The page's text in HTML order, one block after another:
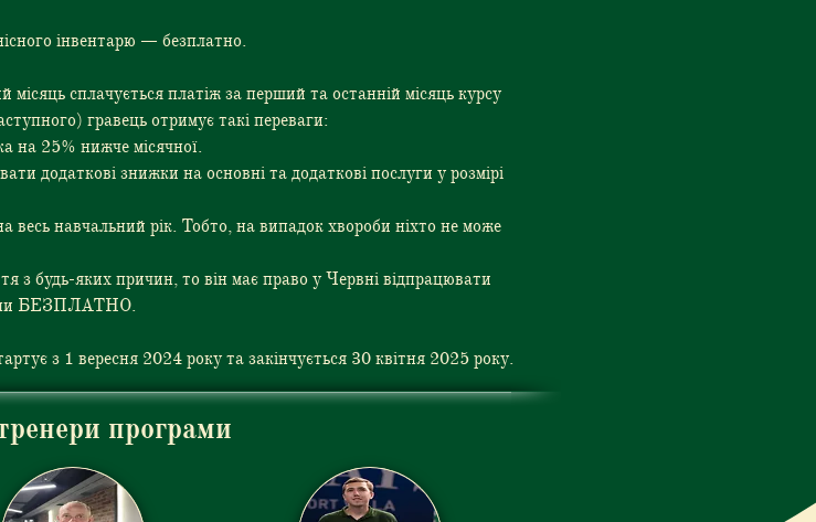
інвентарю — безплатно.
сплачується платіж за перший та останній місяць курсу
гравець отримує такі переваги:
на 25% нижче місячної.
додаткові знижки на основні та додаткові послуги у розмірі
весь навчальний рік. Тобто, на випадок хвороби ніхто не може
з будь-яких причин, то він має право у Червні відпрацювати
БЕЗПЛАТНО.
з 1 вересня 2024 року та закінчується 30 квітня 2025 року.
програми